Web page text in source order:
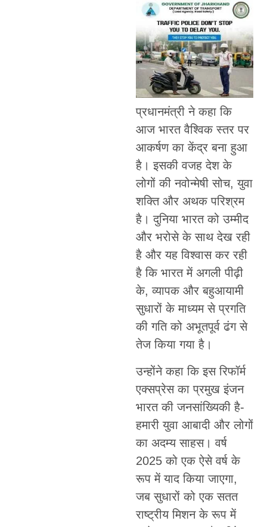
प्रधानमंत्री ने कहा कि
आज भारत वैश्विक स्तर पर
आकर्षण का केंद्र बना हुआ
है। इसकी वजह देश के
लोगों की नवोन्मेषी सोच, युवा
शक्ति और अथक परिश्रम
है। दुनिया भारत को उम्मीद
और भरोसे के साथ देख रही
है और यह विश्वास कर रही
है कि भारत में अगली पीढ़ी
के, व्यापक और बहुआयामी
सुधारों के माध्यम से प्रगति
की गति को अभूतपूर्व ढंग से
तेज किया गया है।
उन्होंने कहा कि इस रिफॉर्म
एक्सप्रेस का प्रमुख इंजन
भारत की जनसांख्यिकी है-
हमारी युवा आबादी और लोगों
का अदम्य साहस। वर्ष
2025 को एक ऐसे वर्ष के
रूप में याद किया जाएगा,
जब सुधारों को एक सतत
राष्ट्रीय मिशन के रूप में